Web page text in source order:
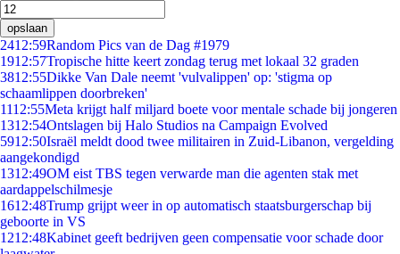
opslaan
2412:59Random Pics van de Dag #1979
1912:57Tropische hitte keert zondag terug met lokaal 32 graden
3812:55Dikke Van Dale neemt 'vulvalippen' op: 'stigma op
schaamlippen doorbreken'
1112:55Meta krijgt half miljard boete voor mentale schade bij jongeren
1312:54Ontslagen bij Halo Studios na Campaign Evolved
5912:50Israël meldt dood twee militairen in Zuid-Libanon, vergelding
aangekondigd
1312:49OM eist TBS tegen verwarde man die agenten stak met
aardappelschilmesje
1612:48Trump grijpt weer in op automatisch staatsburgerschap bij
geboorte in VS
1212:48Kabinet geeft bedrijven geen compensatie voor schade door